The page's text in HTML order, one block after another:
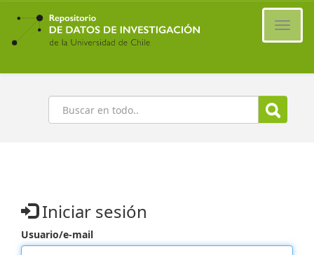
Ir
contenido
principal
Buscar
Iniciar sesión
Usuario/e-mail